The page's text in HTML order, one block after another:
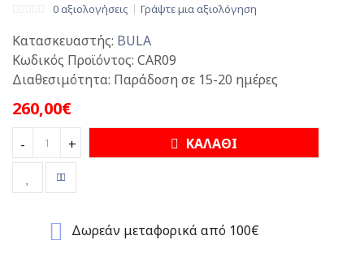
0 αξιολογήσεις Γράψτε μια αξιολόγηση
Κατασκευαστής: BULA
Κωδικός Προϊόντος: CAR09
Διαθεσιμότητα: Παράδοση σε 15-20 ημέρες
260,00€
- + ΚΑΛΑΘΙ
Δωρεάν μεταφορικά από 100€